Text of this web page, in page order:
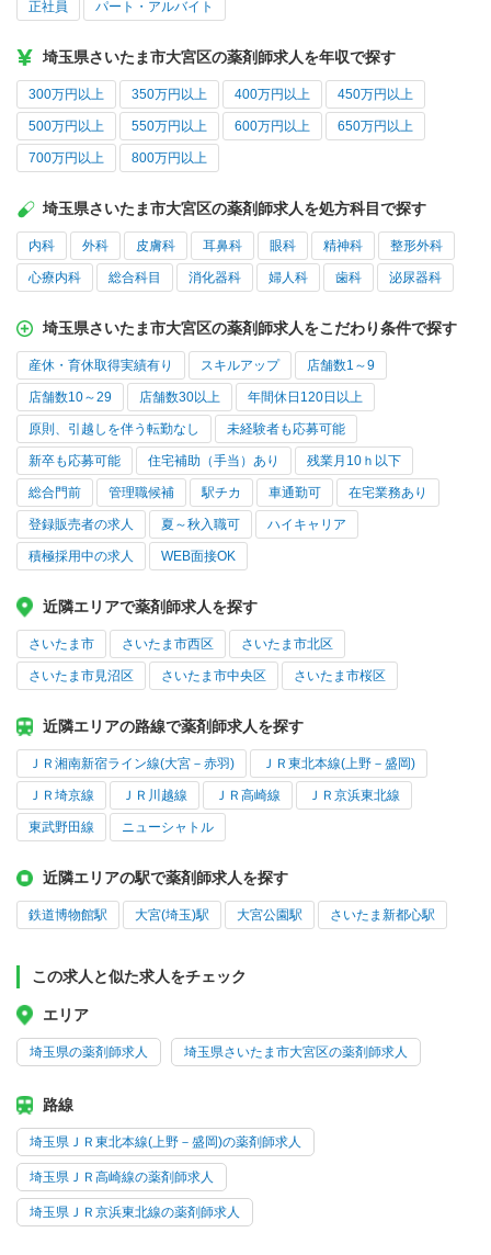
正社員 パート・アルバイト
埼玉県さいたま市大宮区の薬剤師求人を年収で探す
300万円以上 350万円以上 400万円以上 450万円以上
500万円以上 550万円以上 600万円以上 650万円以上
700万円以上 800万円以上
埼玉県さいたま市大宮区の薬剤師求人を処方科目で探す
内科 外科 皮膚科 耳鼻科 眼科 精神科 整形外科
心療内科 総合科目 消化器科 婦人科 歯科 泌尿器科
埼玉県さいたま市大宮区の薬剤師求人をこだわり条件で探す
産休・育休取得実績有り スキルアップ 店舗数1～9
店舗数10～29 店舗数30以上 年間休日120日以上
原則、引越しを伴う転勤なし 未経験者も応募可能
新卒も応募可能 住宅補助（手当）あり 残業月10ｈ以下
総合門前 管理職候補 駅チカ 車通勤可 在宅業務あり
登録販売者の求人 夏～秋入職可 ハイキャリア
積極採用中の求人 WEB面接OK
近隣エリアで薬剤師求人を探す
さいたま市 さいたま市西区 さいたま市北区
さいたま市見沼区 さいたま市中央区 さいたま市桜区
近隣エリアの路線で薬剤師求人を探す
ＪＲ湘南新宿ライン線(大宮－赤羽) ＪＲ東北本線(上野－盛岡)
ＪＲ埼京線 ＪＲ川越線 ＪＲ高崎線 ＪＲ京浜東北線
東武野田線 ニューシャトル
近隣エリアの駅で薬剤師求人を探す
鉄道博物館駅 大宮(埼玉)駅 大宮公園駅 さいたま新都心駅
この求人と似た求人をチェック
エリア
埼玉県の薬剤師求人 埼玉県さいたま市大宮区の薬剤師求人
路線
埼玉県ＪＲ東北本線(上野－盛岡)の薬剤師求人
埼玉県ＪＲ高崎線の薬剤師求人
埼玉県ＪＲ京浜東北線の薬剤師求人